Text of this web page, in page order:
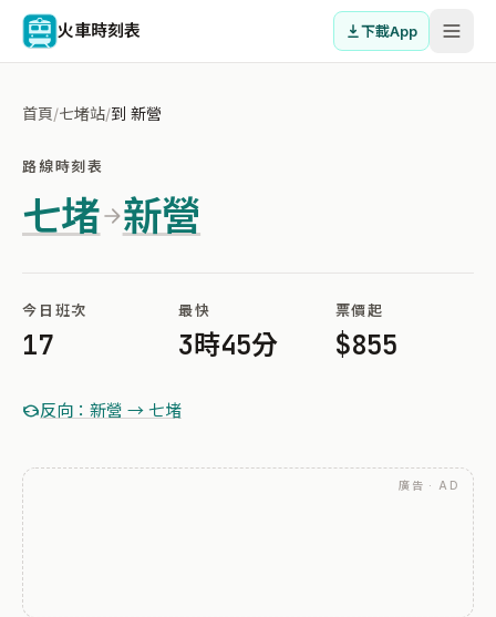
火車時刻表 下載App
首頁/七堵站/到 新營
路線時刻表
七堵 新營
今日班次
17
最快
3時45分
票價起
$855
反向：新營 → 七堵
廣告 · AD